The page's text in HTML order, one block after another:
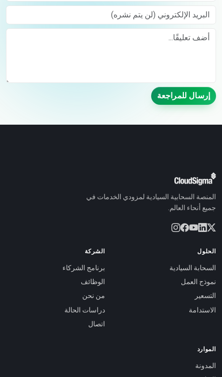
البريد الإلكتروني (لن يتم نشره)
إرسال للمراجعة
المنصة السحابية السيادية لمزودي الخدمات في
جميع أنحاء العالم.
الحلول
السحابة السيادية
نموذج العمل
التسعير
الاستدامة
الشركة
برنامج الشركاء
الوظائف
من نحن
دراسات الحالة
اتصال
الموارد
المدونة